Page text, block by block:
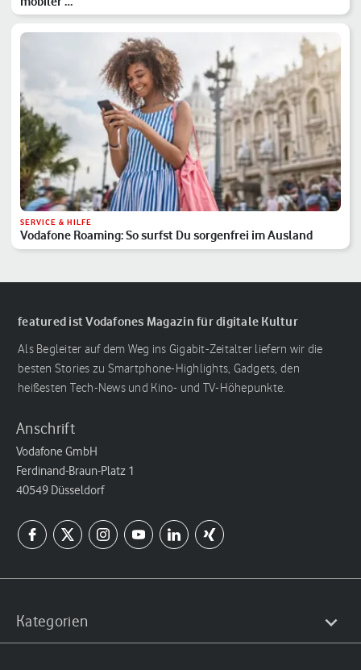
SERVICE & HILFE
Vodafone Roaming: So surfst Du sorgenfrei im Ausland
featured ist Vodafones Magazin für digitale Kultur
Als Begleiter auf dem Weg ins Gigabit-Zeitalter liefern wir die
besten Stories zu Smartphone-Highlights, Gadgets, den
heißesten Tech-News und Kino- und TV-Höhepunkte.
Anschrift
Vodafone GmbH
Ferdinand-Braun-Platz 1
40549 Düsseldorf
Kategorien